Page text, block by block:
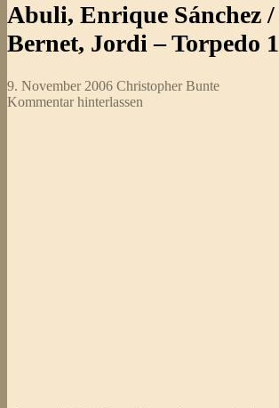
Abuli, Enrique Sánchez /
Bernet, Jordi – Torpedo 1
9. November 2006 Christopher Bunte
Kommentar hinterlassen